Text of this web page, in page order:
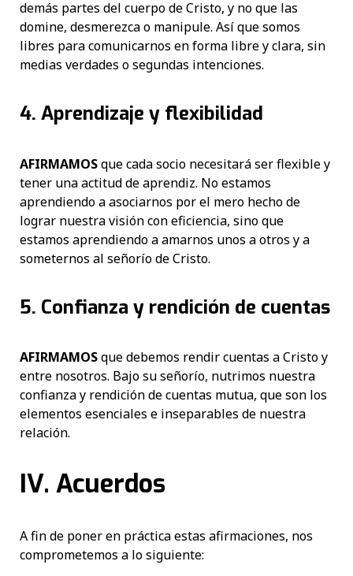
demás partes del cuerpo de Cristo, y no que las
domine, desmerezca o manipule. Así que somos
libres para comunicarnos en forma libre y clara, sin
medias verdades o segundas intenciones.
4. Aprendizaje y flexibilidad
AFIRMAMOSque cada socio necesitará ser flexible y
tener una actitud de aprendiz. No estamos
aprendiendo a asociarnos por el mero hecho de
lograr nuestra visión con eficiencia, sino que
estamos aprendiendo a amarnos unos a otros y a
someternos al señorío de Cristo.
5. Confianza y rendición de cuentas
AFIRMAMOSque debemos rendir cuentas a Cristo y
entre nosotros. Bajo su señorío, nutrimos nuestra
confianza y rendición de cuentas mutua, que son los
elementos esenciales e inseparables de nuestra
relación.
IV. Acuerdos
A fin de poner en práctica estas afirmaciones, nos
comprometemos a lo siguiente: